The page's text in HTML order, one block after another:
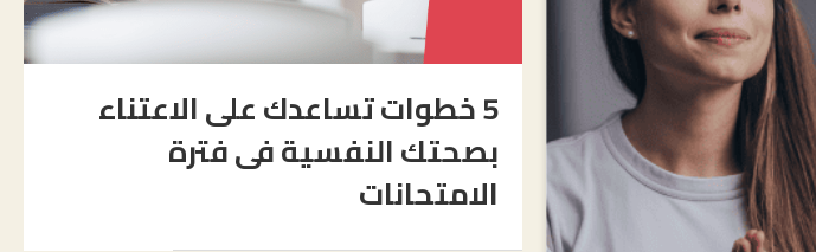
5 خطوات تساعدك على الاعتناء
بصحتك النفسية فى فترة
الامتحانات